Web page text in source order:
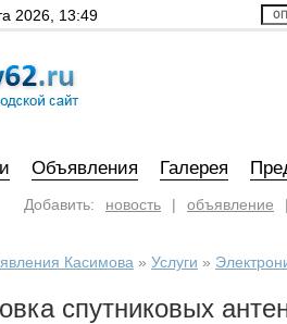
2026, 13:49
Объявления Галерея
Добавить: новость | объявление |
Касимова » Услуги »
спутниковых